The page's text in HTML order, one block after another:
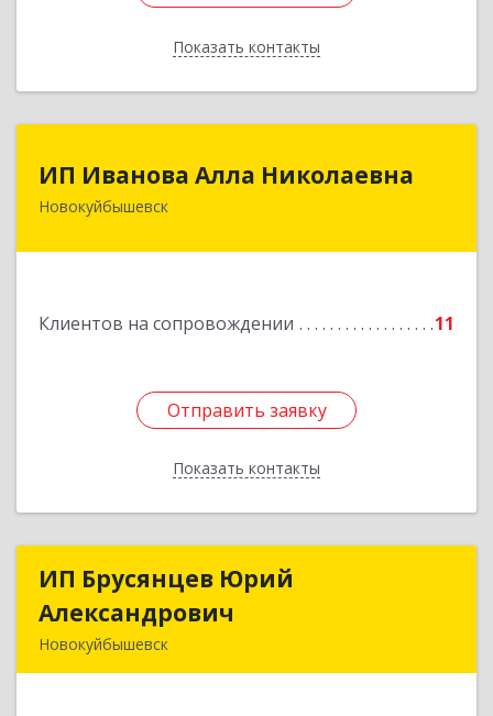
Показать контакты
Назад
ИП Иванова Алла Николаевна
Новокуйбышевск
Клиентов на сопровождении 11
Отправить заявку
Показать контакты
Отправить заявку
Назад
ИП Брусянцев Юрий
Александрович
Новокуйбышевск
ИП Брусянцев Юрий